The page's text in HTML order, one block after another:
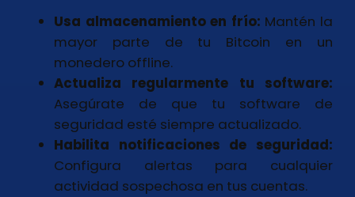
Usa almacenamiento en frío: Mantén la
mayor parte de tu Bitcoin en un
monedero offline.
Actualiza regularmente tu software:
Asegúrate de que tu software de
seguridad esté siempre actualizado.
Habilita notificaciones de seguridad:
Configura alertas para cualquier
actividad sospechosa en tus cuentas.